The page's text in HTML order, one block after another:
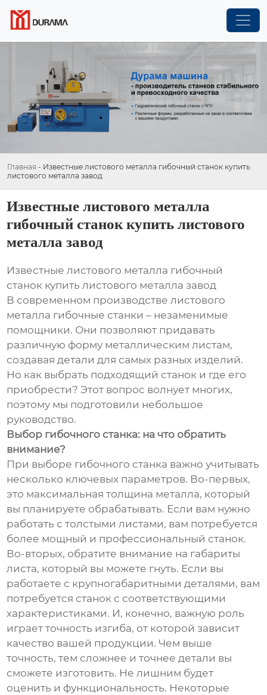
Главная - Известные листового металла гибочный станок купить
листового металла завод
Известные листового металла
гибочный станок купить листового
металла завод
Известные листового металла гибочный
станок купить листового металла завод
В современном производстве листового
металла гибочные станки – незаменимые
помощники. Они позволяют придавать
различную форму металлическим листам,
создавая детали для самых разных изделий.
Но как выбрать подходящий станок и где его
приобрести? Этот вопрос волнует многих,
поэтому мы подготовили небольшое
руководство.
Выбор гибочного станка: на что обратить
внимание?
При выборе гибочного станка важно учитывать
несколько ключевых параметров. Во-первых,
это максимальная толщина металла, который
вы планируете обрабатывать. Если вам нужно
работать с толстыми листами, вам потребуется
более мощный и профессиональный станок.
Во-вторых, обратите внимание на габариты
листа, который вы можете гнуть. Если вы
работаете с крупногабаритными деталями, вам
потребуется станок с соответствующими
характеристиками. И, конечно, важную роль
играет точность изгиба, от которой зависит
качество вашей продукции. Чем выше
точность, тем сложнее и точнее детали вы
сможете изготовить. Не лишним будет
оценить и функциональность. Некоторые